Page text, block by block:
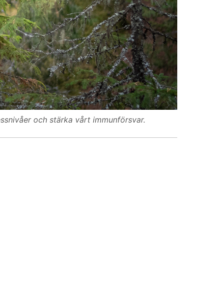
och stärka vårt immunförsvar.